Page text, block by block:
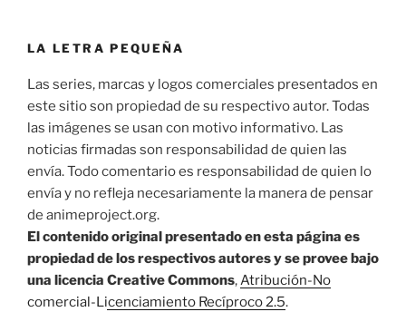
LA LETRA PEQUEÑA
Las series, marcas y logos comerciales presentados en
este sitio son propiedad de su respectivo autor. Todas
las imágenes se usan con motivo informativo. Las
noticias firmadas son responsabilidad de quien las
envía. Todo comentario es responsabilidad de quien lo
envía y no refleja necesariamente la manera de pensar
de animeproject.org.
El contenido original presentado en esta página es
propiedad de los respectivos autores y se provee bajo
una licencia Creative Commons,Atribución-No
comercial-Licenciamiento Recíproco 2.5.